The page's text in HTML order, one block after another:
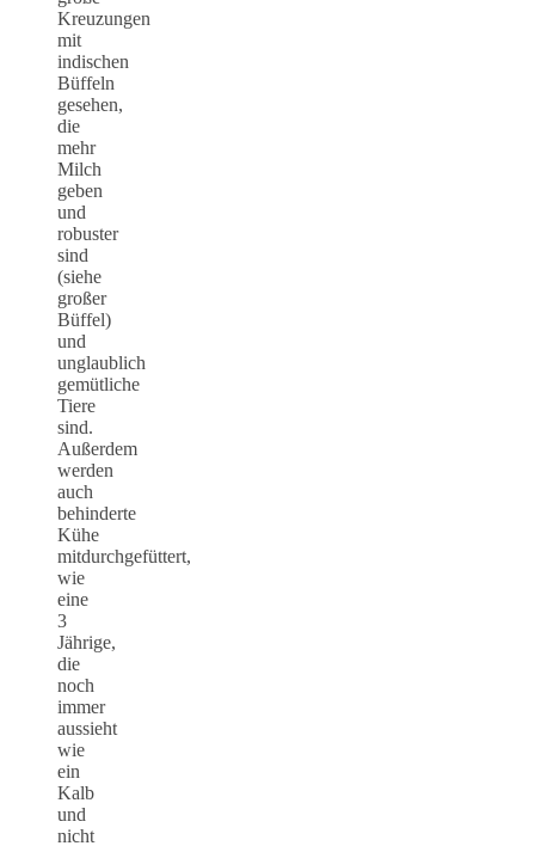
Kreuzungen
mit
indischen
Büffeln
gesehen,
die
mehr
Milch
geben
und
robuster
sind
(siehe
großer
Büffel)
und
unglaublich
gemütliche
Tiere
sind.
Außerdem
werden
auch
behinderte
Kühe
mitdurchgefüttert,
wie
eine
3
Jährige,
die
noch
immer
aussieht
wie
ein
Kalb
und
nicht